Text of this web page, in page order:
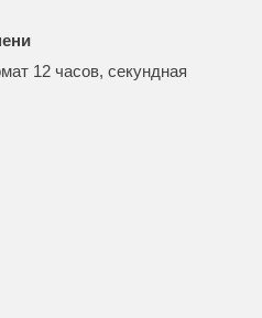
12 часов, секундная